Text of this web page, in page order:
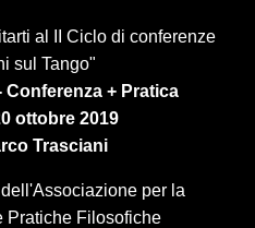
al II Ciclo di conferenze
sul Tango"
Conferenza + Pratica
ottobre 2019
Trasciani
per la
Pratiche Filosofiche